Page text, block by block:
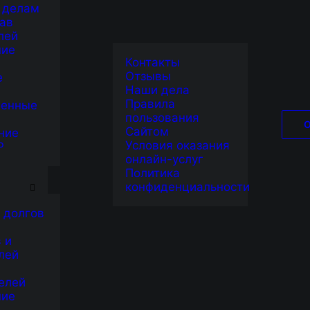
и
Контакты
Отзывы
Наши дела
Правила
пользования
Сайтом
Условия оказания
онлайн-услуг
Политика
конфиденциальности